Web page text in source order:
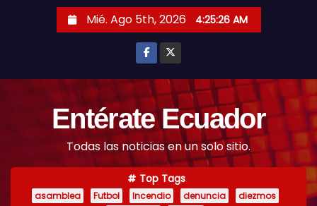
Mié. Ago 5th, 2026 4:25:28 AM
Entérate Ecuador
Todas las noticias en un solo sitio.
Top Tags
asamblea Futbol Incendio denuncia
diezmos